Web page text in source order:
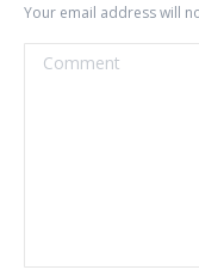
Your email address will
Comment